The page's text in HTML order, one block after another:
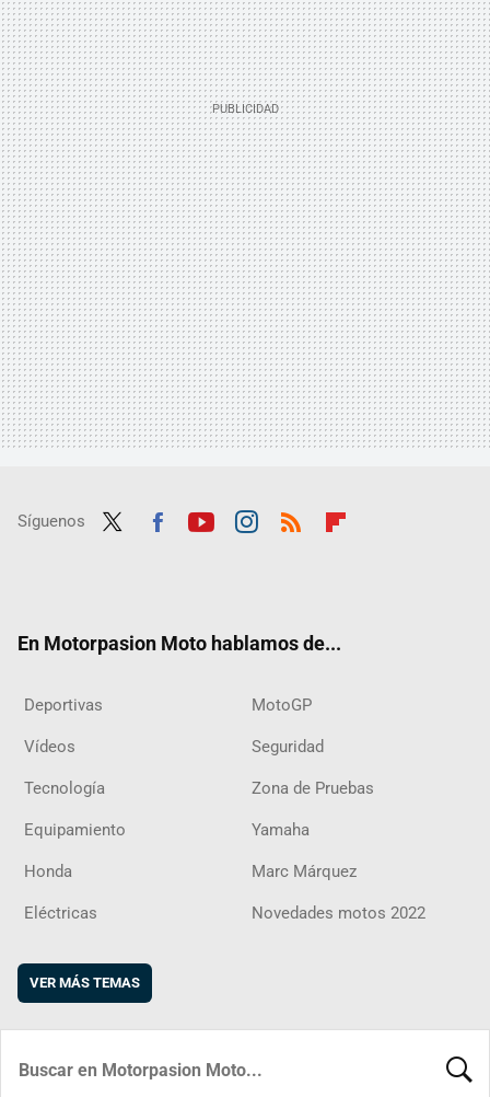
Síguenos
En Motorpasion Moto hablamos de...
Deportivas MotoGP
Vídeos Seguridad
Tecnología Zona de Pruebas
Equipamiento Yamaha
Honda Marc Márquez
Eléctricas Novedades motos 2022
VER MÁS TEMAS